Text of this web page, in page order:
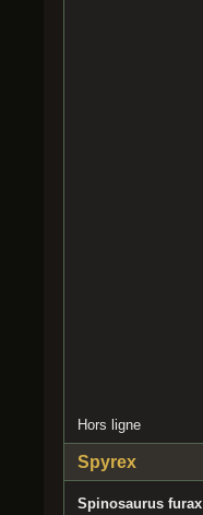
Hors ligne
Spyrex
Spinosaurus furax